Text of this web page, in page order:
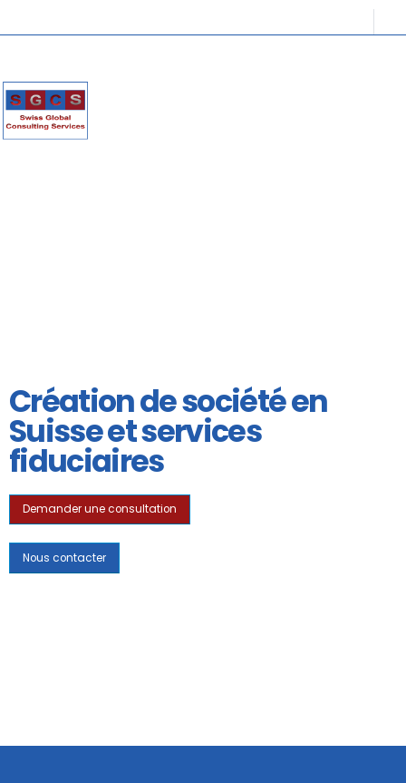
Création de société en
Suisse et services
fiduciaires
Demander une consultation
Nous contacter